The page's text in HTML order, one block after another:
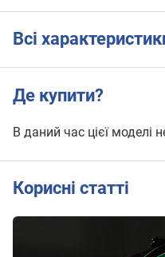
Всі
Де купити?
В даний час цієї моделі
Корисні статті